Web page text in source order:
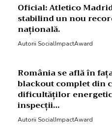
Oficial: Atletico
stabilind un nou
națională.
Autorii SocialImpactAward
România se află în
blackout complet din
dificultăților
inspecții…
Autorii SocialImpactAward